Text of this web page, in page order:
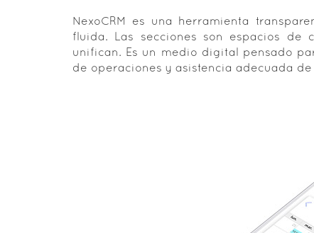
NexoCRM es una herramienta
fluida. Las secciones son espacios de
unifican. Es un medio digital pensado
de operaciones y asistencia adecuada de